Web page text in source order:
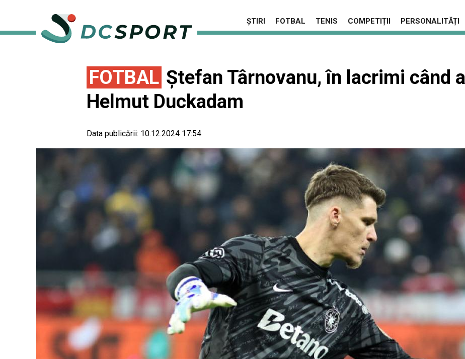
ȘTIRI FOTBAL TENIS COMPETIȚII PERSONALITĂȚI
FOTBAL Ștefan Târnovanu, în lacrimi când
Helmut Duckadam
Data publicării: 10.12.2024 17:54